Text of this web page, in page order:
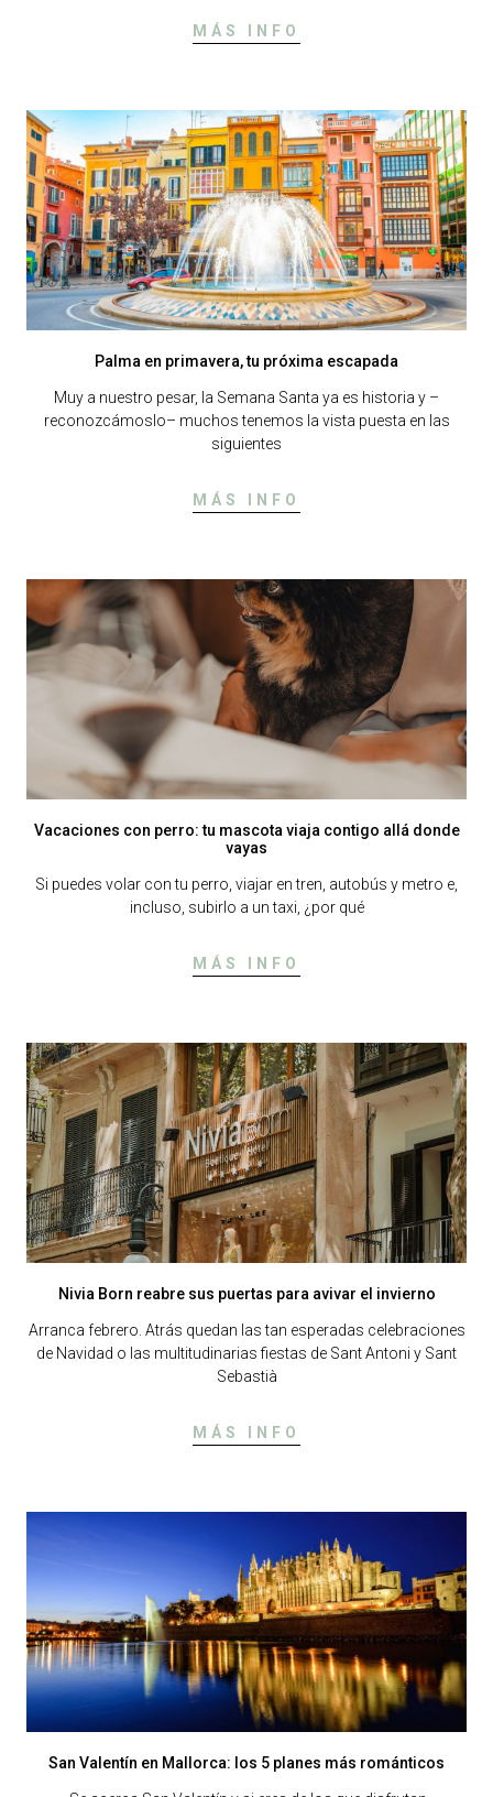
MÁS INFO
Palma en primavera, tu próxima escapada
Muy a nuestro pesar, la Semana Santa ya es historia y –
reconozcámoslo– muchos tenemos la vista puesta en las
siguientes
MÁS INFO
Vacaciones con perro: tu mascota viaja contigo allá donde
vayas
Si puedes volar con tu perro, viajar en tren, autobús y metro e,
incluso, subirlo a un taxi, ¿por qué
MÁS INFO
Nivia Born reabre sus puertas para avivar el invierno
Arranca febrero. Atrás quedan las tan esperadas celebraciones
de Navidad o las multitudinarias fiestas de Sant Antoni y Sant
Sebastià
MÁS INFO
San Valentín en Mallorca: los 5 planes más románticos